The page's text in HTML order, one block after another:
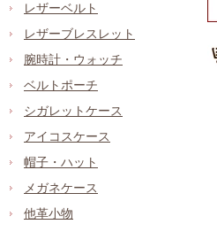
レザーベルト
レザーブレスレット
腕時計・ウォッチ
ベルトポーチ
シガレットケース
アイコスケース
帽子・ハット
メガネケース
他革小物